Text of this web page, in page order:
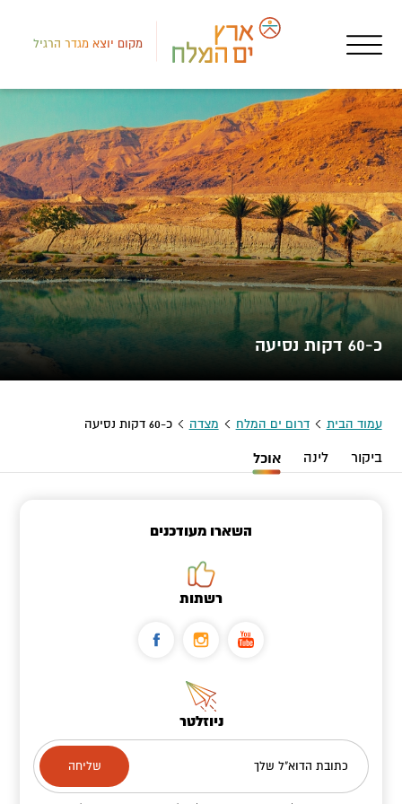
מקום יוצא מגדר הרגיל
כ-60 דקות נסיעה
עמוד הבית דרום ים המלח מצדה כ-60 דקות נסיעה
ביקור לינה אוכל
השארו מעודכנים
רשתות
ניוזלטר
כתובת הדוא"ל שלך